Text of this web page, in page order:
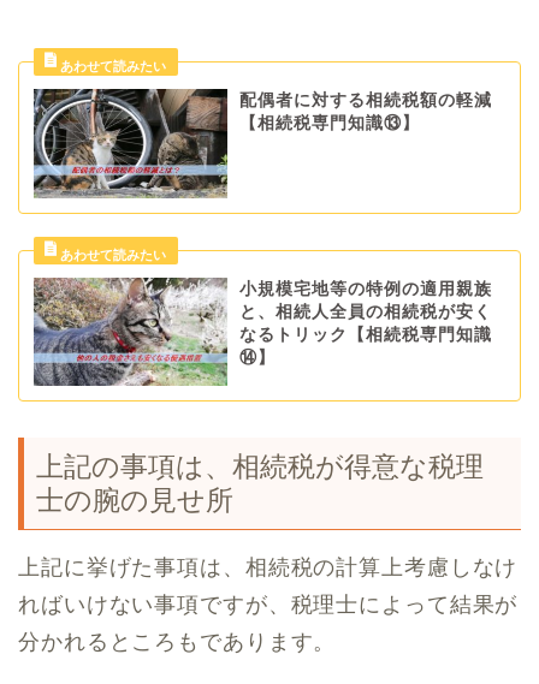
配偶者に対する相続税額の軽減
【相続税専門知識⑬】
小規模宅地等の特例の適用親族
と、相続人全員の相続税が安く
なるトリック【相続税専門知識
⑭】
上記の事項は、相続税が得意な税理
士の腕の見せ所
上記に挙げた事項は、相続税の計算上考慮しなけ
ればいけない事項ですが、税理士によって結果が
分かれるところもであります。